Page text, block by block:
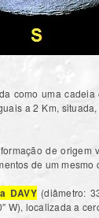
como uma
a 2 Km,
de origem
de um mesmo
DAVY(diâmetro:
W), localizada a